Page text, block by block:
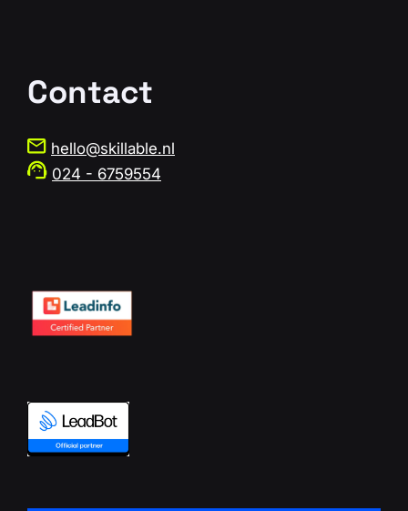
Contact
hello@skillable.nl
024 - 6759554